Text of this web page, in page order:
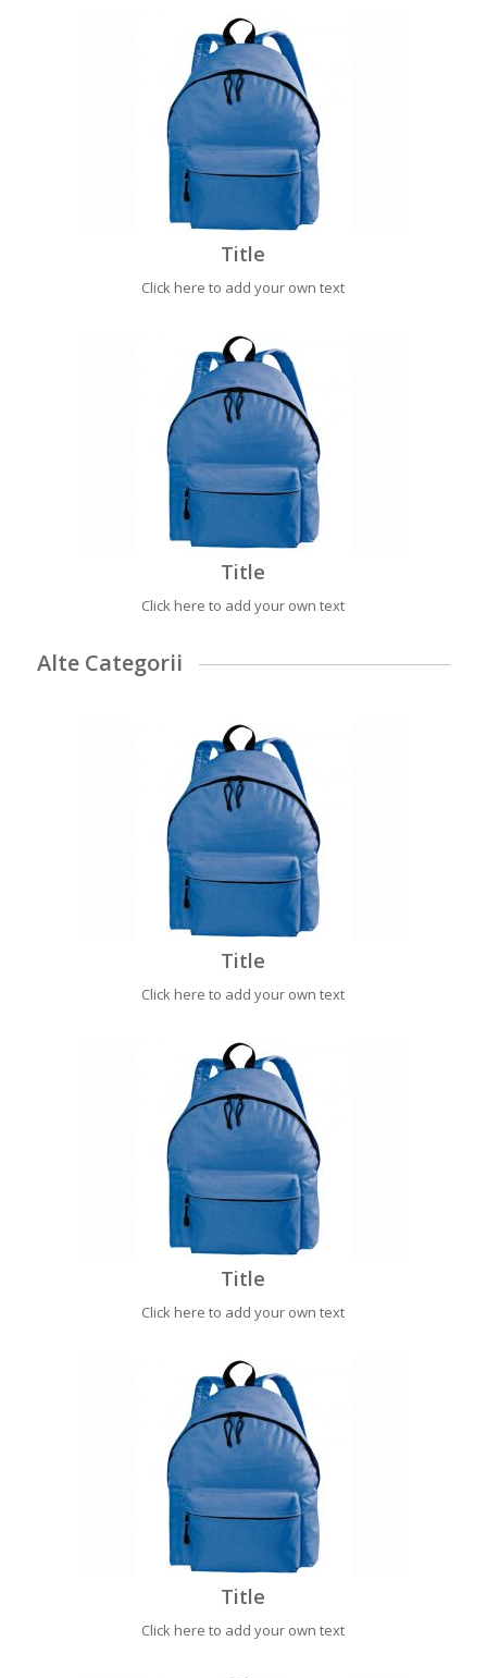
Title
Click here to add your own text
Title
Click here to add your own text
Alte Categorii
Title
Click here to add your own text
Title
Click here to add your own text
Title
Click here to add your own text